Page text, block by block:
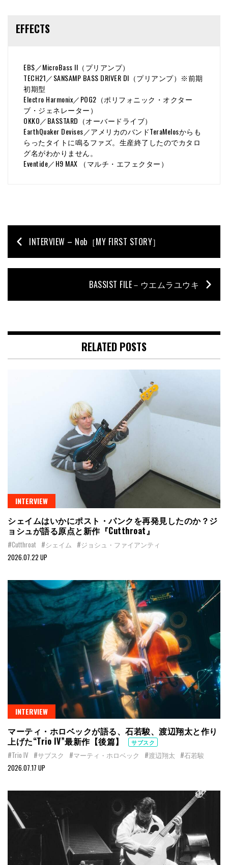
EFFECTS
EBS／MicroBass II（プリアンプ）
TECH21／SANSAMP BASS DRIVER DI（プリアンプ）※前期
初期型
Electro Harmonix／POG2（ポリフォニック・オクター
ブ・ジェネレーター）
OKKO／BASSTARD（オーバードライブ）
EarthQuaker Devises／アメリカのバンドTeraMelosからも
らったタイトに鳴るファズ。生産終了したのでカタロ
グ名がわかりません。
Eventide／H9 MAX （マルチ・エフェクター）
INTERVIEW – Nob［MY FIRST STORY］
BASSIST FILE－ウエムラユウキ
RELATED POSTS
INTERVIEW
シェイムはいかにポスト・パンクを再発見したのか？ジ
ョシュが語る原点と新作『Cutthroat』
#Cutthroat #シェイム #ジョシュ・ファイアンティ
2026.07.22 UP
INTERVIEW
マーティ・ホロベックが語る、石若駿、渡辺翔太と作り
上げた“Trio IV”最新作【後篇】
サブスク
#Trio IV #サブスク #マーティ・ホロベック #渡辺翔太 #石若駿
2026.07.17 UP